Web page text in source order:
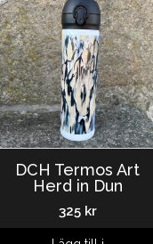
DCH Termos Art
Herd in Dun
325 kr